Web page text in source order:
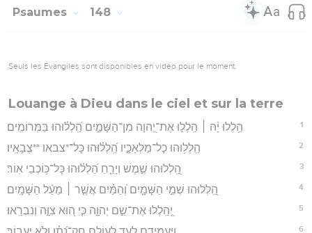
Psaumes 148
Seuls les Évangiles sont disponibles en vidéo pour le moment.
Louange à Dieu dans le ciel et sur la terre
1 הַ֥לְלוּ יָ֨הּ ׀ הַֽלְל֣וּ אֶת־יְ֭הוָה מִן־הַשָּׁמַ֑יִם הַֽ֝לְל֗וּהוּ בַּמְּרוֹמִֽים׃
2 הַֽלְל֥וּהוּ כָל־מַלְאָכָ֑יו הַֽ֝לְל֗וּהוּ כָּל־*צבאו **צְבָאָֽיו׃
3 הַֽ֭לְלוּהוּ שֶׁ֣מֶשׁ וְיָרֵ֑חַ הַ֝לְל֗וּהוּ כָּל־כּ֥וֹכְבֵי אֽוֹר׃
4 הַֽ֭לְלוּהוּ שְׁמֵ֣י הַשָּׁמָ֑יִם וְ֝הַמַּ֗יִם אֲשֶׁ֤ר ׀ מֵעַ֬ל הַשָּׁמָֽיִם׃
5 יְֽ֭הַֽלְלוּ אֶת־שֵׁ֣ם יְהוָ֑ה כִּ֤י ה֭וּא צִוָּ֣ה וְנִבְרָֽאוּ׃
6